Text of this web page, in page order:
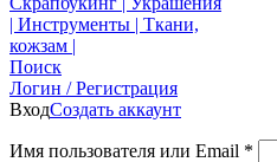
Поиск
Логин / Регистрация
ВходСоздать аккаунт
Имя пользователя или Email *